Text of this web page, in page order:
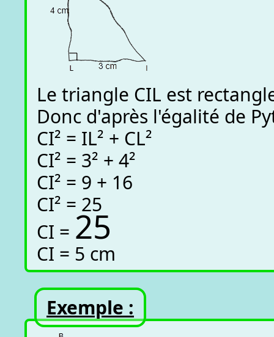
Le triangle CIL est
Donc d'après l'égalité de
CI² = IL² + CL²
CI² = 3² + 4²
CI² = 9 + 16
CI² = 25
CI = 25
CI = 5 cm
Exemple :